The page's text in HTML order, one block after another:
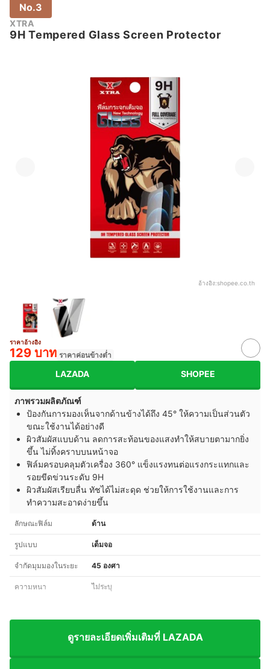
No.3
XTRA
9H Tempered Glass Screen Protector
อ้างอิง:shopee.co.th
ราคาอ้างอิง
129 บาท ราคาค่อนข้างต่ำ
LAZADA SHOPEE
ภาพรวมผลิตภัณฑ์
ป้องกันการมองเห็นจากด้านข้างได้ถึง 45° ให้ความเป็นส่วนตัว
ขณะใช้งานได้อย่างดี
ผิวสัมผัสแบบด้าน ลดการสะท้อนของแสงทำให้สบายตามากยิ่ง
ขึ้น ไม่ทิ้งคราบบนหน้าจอ
ฟิล์มครอบคลุมตัวเครื่อง 360° แข็งแรงทนต่อแรงกระแทกและ
รอยขีดข่วนระดับ 9H
ผิวสัมผัสเรียบลื่น ทัชได้ไม่สะดุด ช่วยให้การใช้งานและการ
ทำความสะอาดง่ายขึ้น
ลักษณะฟิล์ม ด้าน
รูปแบบ เต็มจอ
จำกัดมุมมองในระยะ 45 องศา
ความหนา ไม่ระบุ
ดูรายละเอียดเพิ่มเติมที่ LAZADA